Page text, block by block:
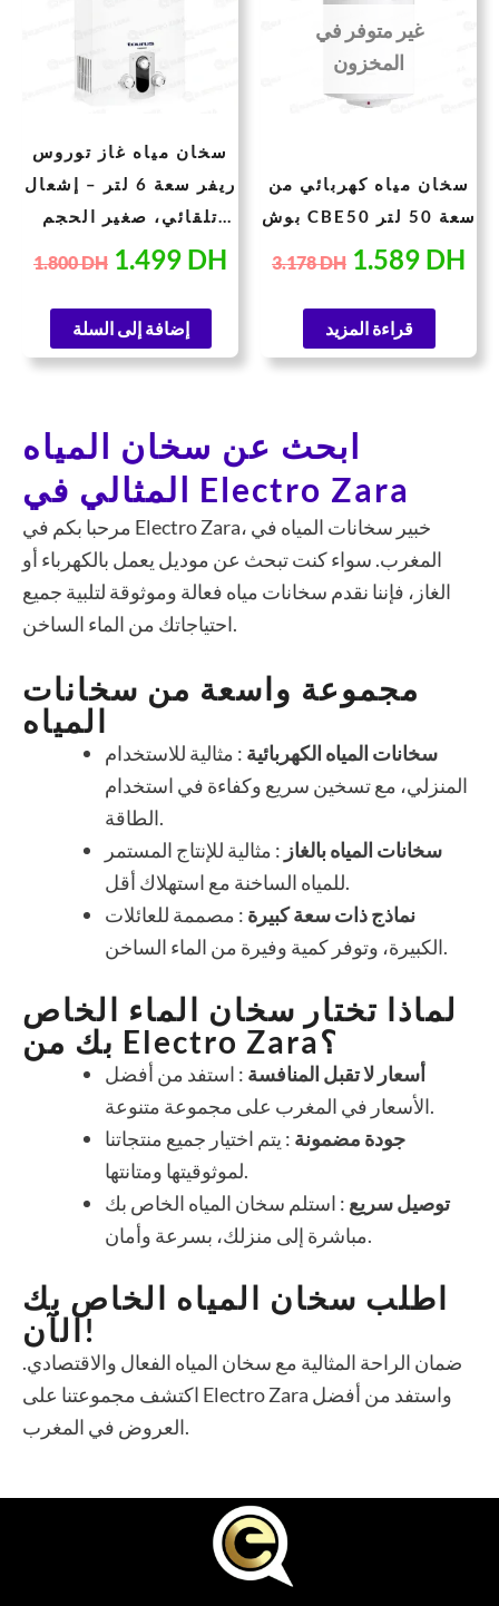
سخان مياه غاز توروس
ريفر سعة 6 لتر – إشعال
تلقائي، صغير الحجم
واقتصادي
1.800DH 1.499 DH
1.499 DH.
إضافة إلى السلة
غير متوفر في
المخزون
سخان مياه كهربائي من
بوش CBE50 سعة 50 لتر
3.178DH 1.589 DH
قراءة المزيد
ابحث عن سخان المياه
المثالي في Electro Zara
مرحبا بكم في Electro Zara، خبير سخانات المياه في
المغرب. سواء كنت تبحث عن موديل يعمل بالكهرباء أو
الغاز، فإننا نقدم سخانات مياه فعالة وموثوقة لتلبية جميع
احتياجاتك من الماء الساخن.
مجموعة واسعة من سخانات
المياه
سخانات المياه الكهربائية : مثالية للاستخدام
المنزلي، مع تسخين سريع وكفاءة في استخدام
الطاقة.
سخانات المياه بالغاز : مثالية للإنتاج المستمر
للمياه الساخنة مع استهلاك أقل.
نماذج ذات سعة كبيرة : مصممة للعائلات
الكبيرة، وتوفر كمية وفيرة من الماء الساخن.
لماذا تختار سخان الماء الخاص
بك من Electro Zara؟
أسعار لا تقبل المنافسة : استفد من أفضل
الأسعار في المغرب على مجموعة متنوعة.
جودة مضمونة : يتم اختيار جميع منتجاتنا
لموثوقيتها ومتانتها.
توصيل سريع : استلم سخان المياه الخاص بك
مباشرة إلى منزلك، بسرعة وأمان.
اطلب سخان المياه الخاص بك
الآن!
ضمان الراحة المثالية مع سخان المياه الفعال والاقتصادي.
اكتشف مجموعتنا على Electro Zara واستفد من أفضل
العروض في المغرب.